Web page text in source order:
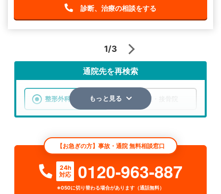
診断、治療の相談をする
1/3
通院先を再検索
整形外科 整骨院・接骨院
検索する
詳細条件で絞り込む
もっと見る
【お急ぎの方】事故・通院 無料相談窓口
24h
対応
0120-963-887
※050に切り替わる場合があります（通話無料）